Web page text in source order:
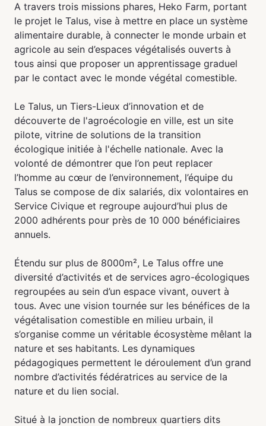
A travers trois missions phares, Heko Farm, portant
le projet le Talus, vise à mettre en place un système
alimentaire durable, à connecter le monde urbain et
agricole au sein d’espaces végétalisés ouverts à
tous ainsi que proposer un apprentissage graduel
par le contact avec le monde végétal comestible.
Le Talus, un Tiers-Lieux d’innovation et de
découverte de l'agroécologie en ville, est un site
pilote​, vitrine de solutions de la transition
écologique​ initiée à l'échelle nationale. Avec la
volonté de démontrer que l’on peut replacer
l’homme au cœur de l’environnement, l’équipe du
Talus se compose de dix salariés, dix volontaires en
Service Civique et regroupe aujourd’hui plus de
2000 adhérents pour près de 10 000 bénéficiaires
annuels.
Étendu sur plus de 8000m², Le Talus offre une
diversité d’activités et de services agro-écologiques
regroupées au sein d’un espace vivant, ouvert à
tous. Avec une vision tournée sur les bénéfices de la
végétalisation comestible en milieu urbain, il
s’organise comme un véritable écosystème mêlant la
nature et ses habitants. Les dynamiques
pédagogiques permettent le déroulement d’un grand
nombre d’activités fédératrices au service de la
nature et du lien social.
Situé à la jonction de nombreux quartiers dits